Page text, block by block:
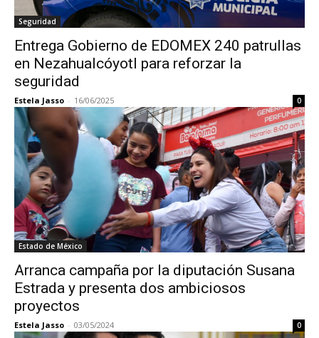
Seguridad
Entrega Gobierno de EDOMEX 240 patrullas
en Nezahualcóyotl para reforzar la
seguridad
Estela Jasso - 16/06/2025 0
Estado de México
Arranca campaña por la diputación Susana
Estrada y presenta dos ambiciosos
proyectos
Estela Jasso - 03/05/2024 0